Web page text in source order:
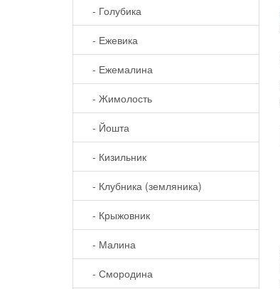
- Голубика
- Ежевика
- Ежемалина
- Жимолость
- Йошта
- Кизильник
- Клубника (земляника)
- Крыжовник
- Малина
- Смородина